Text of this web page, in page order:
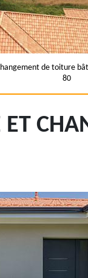
de toiture
80
ET